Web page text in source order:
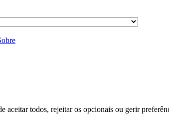
aceitar todos, rejeitar os opcionais ou gerir